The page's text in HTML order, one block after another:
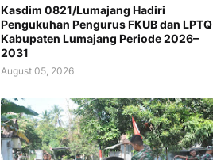
Kasdim 0821/Lumajang Hadiri
Pengukuhan Pengurus FKUB dan LPTQ
Kabupaten Lumajang Periode 2026–
2031
August 05, 2026